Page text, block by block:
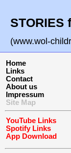
STORIES
(www.wol-
Home
Links
Contact
About us
Impressum
Site Map
YouTube Links
Spotify Links
App Download